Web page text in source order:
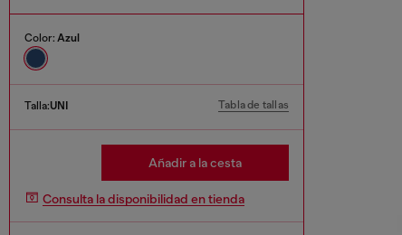
Color: Azul
Talla:UNI Tabla de tallas
Añadir a la cesta
Consulta la disponibilidad en tienda